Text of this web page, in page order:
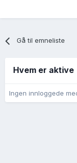
Gå til emneliste
Hvem er aktive
Ingen innloggede